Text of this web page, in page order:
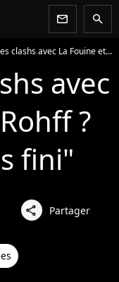
newsletter search
avec La Fouine et Rohff ? "C'est jamais fini"
avec
?
fini"
share Partager